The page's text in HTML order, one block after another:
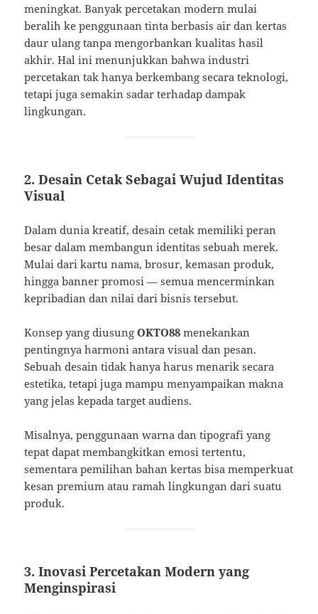
meningkat. Banyak percetakan modern mulai
beralih ke penggunaan tinta berbasis air dan kertas
daur ulang tanpa mengorbankan kualitas hasil
akhir. Hal ini menunjukkan bahwa industri
percetakan tak hanya berkembang secara teknologi,
tetapi juga semakin sadar terhadap dampak
lingkungan.
2. Desain Cetak Sebagai Wujud Identitas
Visual
Dalam dunia kreatif, desain cetak memiliki peran
besar dalam membangun identitas sebuah merek.
Mulai dari kartu nama, brosur, kemasan produk,
hingga banner promosi — semua mencerminkan
kepribadian dan nilai dari bisnis tersebut.
Konsep yang diusungOKTO88 menekankan
pentingnya harmoni antara visual dan pesan.
Sebuah desain tidak hanya harus menarik secara
estetika, tetapi juga mampu menyampaikan makna
yang jelas kepada target audiens.
Misalnya, penggunaan warna dan tipografi yang
tepat dapat membangkitkan emosi tertentu,
sementara pemilihan bahan kertas bisa memperkuat
kesan premium atau ramah lingkungan dari suatu
produk.
3. Inovasi Percetakan Modern yang
Menginspirasi